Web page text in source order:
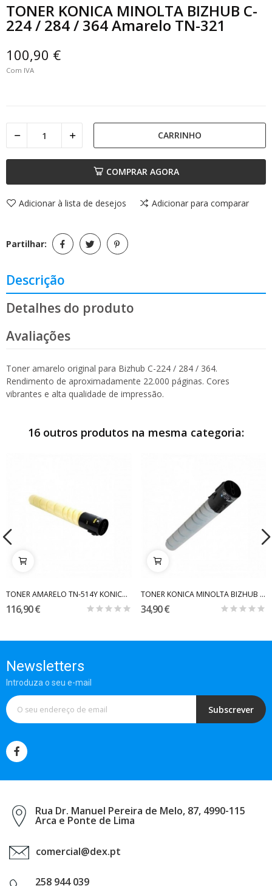
TONER KONICA MINOLTA BIZHUB C-
224 / 284 / 364 Amarelo TN-321
100,90 €
Com IVA
CARRINHO
COMPRAR AGORA
Adicionar à lista de desejos Adicionar para comparar
Partilhar:
Descrição
Detalhes do produto
Avaliações
Toner amarelo original para Bizhub C-224 / 284 / 364.
Rendimento de aproximadamente 22.000 páginas. Cores
vibrantes e alta qualidade de impressão.
16 outros produtos na mesma categoria:
TONER AMARELO TN-514Y KONICA MINOLTA BIZHUB...
116,90 €
TONER KONICA MINOLTA BIZHUB C-454 / C-554 BLACK...
34,90 €
Newsletters
Introduza o seu e-mail
Subscrever
Rua Dr. Manuel Pereira de Melo, 87, 4990-115
Arca e Ponte de Lima
comercial@dex.pt
258 944 039